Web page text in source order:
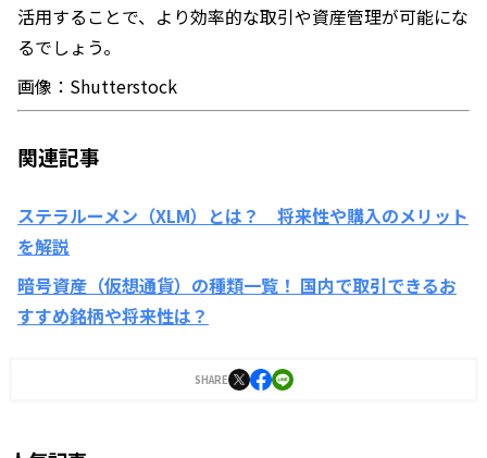
活用することで、より効率的な取引や資産管理が可能にな
るでしょう。
画像：Shutterstock
関連記事
ステラルーメン（XLM）とは？ 将来性や購入のメリット
を解説
暗号資産（仮想通貨）の種類一覧！ 国内で取引できるお
すすめ銘柄や将来性は？
SHARE